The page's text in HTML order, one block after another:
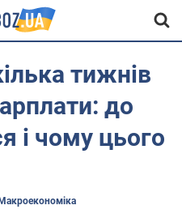
тижнів
до
і чому цього
Mакроекономіка